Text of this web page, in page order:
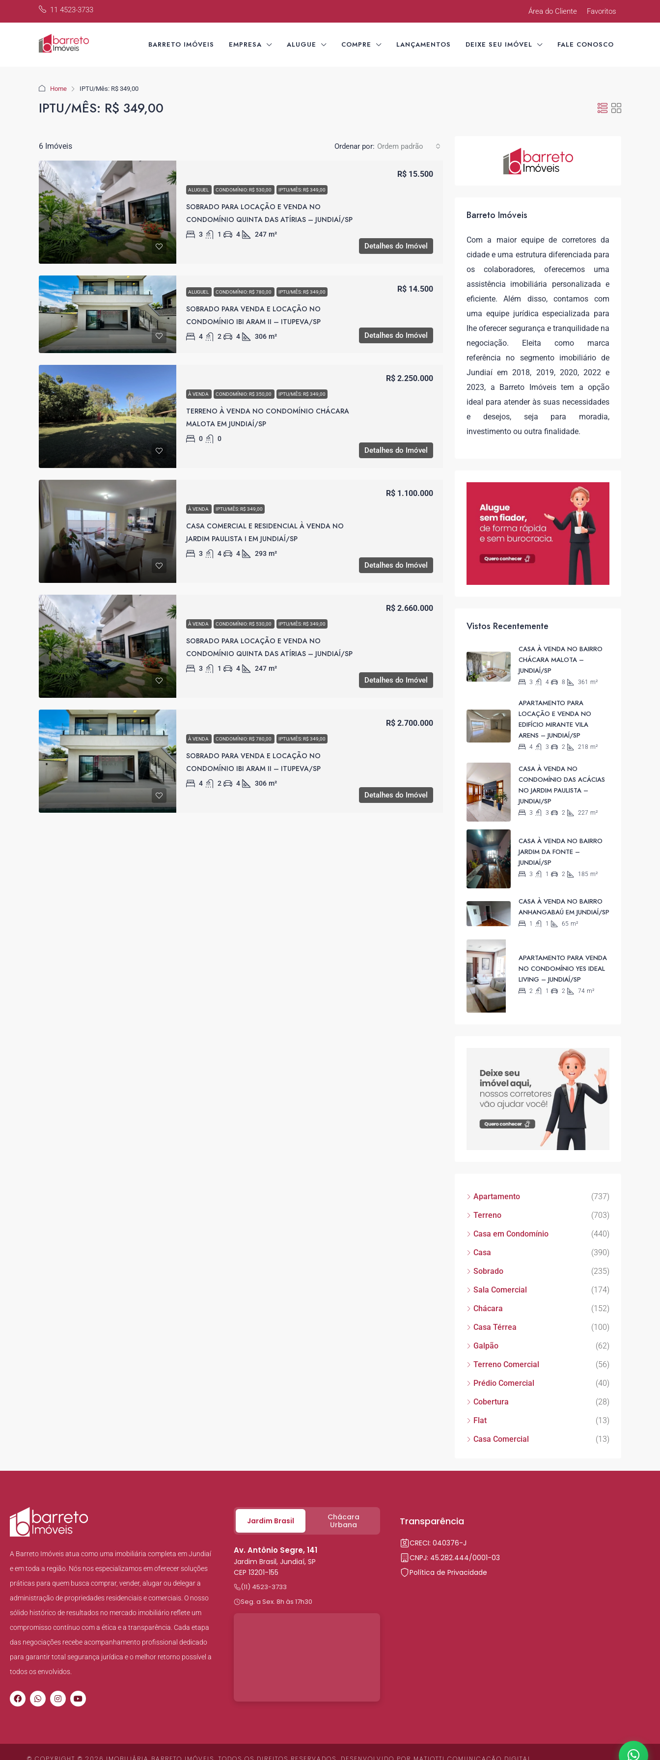
11 4523-3733 Área do Cliente Favoritos
BARRETO IMÓVEIS EMPRESA ALUGUE COMPRE LANÇAMENTOS DEIXE SEU IMÓVEL FALE CONOSCO
Home IPTU/Mês: R$ 349,00
IPTU/MÊS: R$ 349,00
6 Imóveis Ordenar por: Ordem padrão
ALUGUEL CONDOMÍNIO: R$ 530,00 IPTU/MÊS: R$ 349,00
SOBRADO PARA LOCAÇÃO E VENDA NO
CONDOMÍNIO QUINTA DAS ATÍRIAS – JUNDIAÍ/SP
R$ 15.500
3 1 4 247 m²
Detalhes do Imóvel
ALUGUEL CONDOMÍNIO: R$ 780,00 IPTU/MÊS: R$ 349,00
SOBRADO PARA VENDA E LOCAÇÃO NO
CONDOMÍNIO IBI ARAM II – ITUPEVA/SP
R$ 14.500
4 2 4 306 m² Detalhes do Imóvel
À VENDA CONDOMÍNIO: R$ 350,00 IPTU/MÊS: R$ 349,00
TERRENO À VENDA NO CONDOMÍNIO CHÁCARA
MALOTA EM JUNDIAÍ/SP
R$ 2.250.000
0 0
Detalhes do Imóvel
À VENDA IPTU/MÊS: R$ 349,00
CASA COMERCIAL E RESIDENCIAL À VENDA NO
JARDIM PAULISTA I EM JUNDIAÍ/SP
R$ 1.100.000
3 4 4 293 m²
Detalhes do Imóvel
À VENDA CONDOMÍNIO: R$ 530,00 IPTU/MÊS: R$ 349,00
SOBRADO PARA LOCAÇÃO E VENDA NO
CONDOMÍNIO QUINTA DAS ATÍRIAS – JUNDIAÍ/SP
R$ 2.660.000
3 1 4 247 m²
Detalhes do Imóvel
À VENDA CONDOMÍNIO: R$ 780,00 IPTU/MÊS: R$ 349,00
SOBRADO PARA VENDA E LOCAÇÃO NO
CONDOMÍNIO IBI ARAM II – ITUPEVA/SP
R$ 2.700.000
4 2 4 306 m²
Detalhes do Imóvel
Barreto Imóveis
Com a maior equipe de corretores da
cidade e uma estrutura diferenciada para
os colaboradores, oferecemos uma
assistência imobiliária personalizada e
eficiente. Além disso, contamos com
uma equipe jurídica especializada para
lhe oferecer segurança e tranquilidade na
negociação. Eleita como marca
referência no segmento imobiliário de
Jundiaí em 2018, 2019, 2020, 2022 e
2023, a Barreto Imóveis tem a opção
ideal para atender às suas necessidades
e desejos, seja para moradia,
investimento ou outra finalidade.
Vistos Recentemente
CASA À VENDA NO BAIRRO
CHÁCARA MALOTA –
JUNDIAÍ/SP
3 4 8 361 m²
APARTAMENTO PARA
LOCAÇÃO E VENDA NO
EDIFÍCIO MIRANTE VILA
ARENS – JUNDIAÍ/SP
4 3 2 218 m²
CASA À VENDA NO
CONDOMÍNIO DAS ACÁCIAS
NO JARDIM PAULISTA –
JUNDIAI/SP
3 3 2 227 m²
CASA À VENDA NO BAIRRO
JARDIM DA FONTE –
JUNDIAÍ/SP
3 1 2 185 m²
CASA À VENDA NO BAIRRO
ANHANGABAÚ EM JUNDIAÍ/SP
1 1 65 m²
APARTAMENTO PARA VENDA
NO CONDOMÍNIO YES IDEAL
LIVING – JUNDIAÍ/SP
2 1 2 74 m²
Apartamento
(737)
Terreno
(703)
Casa em Condomínio
(440)
Casa
(390)
Sobrado
(235)
Sala Comercial
(174)
Chácara
(152)
Casa Térrea
(100)
Galpão
(62)
Terreno Comercial
(56)
Prédio Comercial
(40)
Cobertura
(28)
Flat
(13)
Casa Comercial
(13)
A Barreto Imóveis atua como uma imobiliária completa em Jundiaí
e em toda a região. Nós nos especializamos em oferecer soluções
práticas para quem busca comprar, vender, alugar ou delegar a
administração de propriedades residenciais e comerciais. O nosso
sólido histórico de resultados no mercado imobiliário reflete um
compromisso contínuo com a ética e a transparência. Cada etapa
das negociações recebe acompanhamento profissional dedicado
para garantir total segurança jurídica e o melhor retorno possível a
todos os envolvidos.
Jardim Brasil
Chácara
Urbana
Av. Antônio Segre, 141
Jardim Brasil, Jundiaí, SP
CEP 13201-155
(11) 4523-3733
Seg. a Sex. 8h às 17h30
Transparência
CRECI: 040376-J
CNPJ: 45.282.444/0001-03
Política de Privacidade